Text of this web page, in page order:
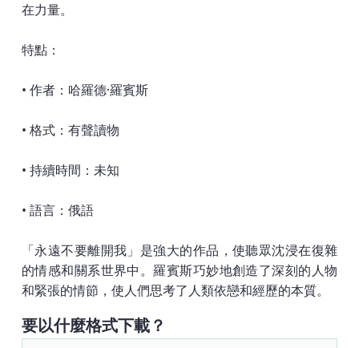
在力量。
特點：
• 作者：哈羅德·羅賓斯
• 格式：有聲讀物
• 持續時間：未知
• 語言：俄語
「永遠不要離開我」是強大的作品，使聽眾沈浸在復雜
的情感和關系世界中。羅賓斯巧妙地創造了深刻的人物
和緊張的情節，使人們思考了人類依戀和經歷的本質。
要以什麼格式下載？